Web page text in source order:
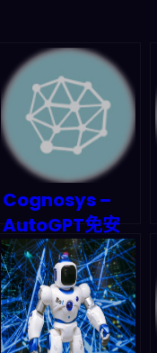
Cognosys –
AutoGPT免安
裝網頁版